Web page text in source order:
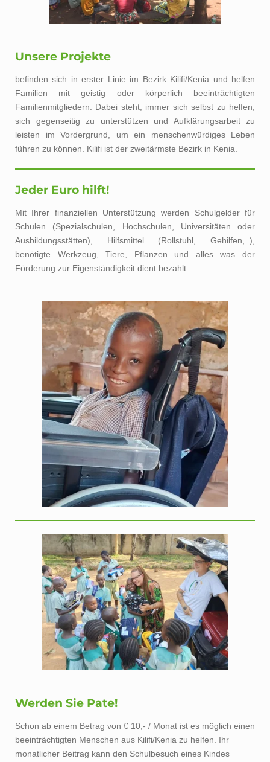
Unsere Projekte
befinden sich in erster Linie im Bezirk Kilifi/Kenia und helfen
Familien mit geistig oder körperlich beeinträchtigten
Familienmitgliedern. Dabei steht, immer sich selbst zu helfen,
sich gegenseitig zu unterstützen und Aufklärungsarbeit zu
leisten im Vordergrund, um ein menschenwürdiges Leben
führen zu können. Kilifi ist der zweitärmste Bezirk in Kenia.
Jeder Euro hilft!
Mit Ihrer finanziellen Unterstützung werden Schulgelder für
Schulen (Spezialschulen, Hochschulen, Universitäten oder
Ausbildungsstätten), Hilfsmittel (Rollstuhl, Gehilfen,..),
benötigte Werkzeug, Tiere, Pflanzen und alles was der
Förderung zur Eigenständigkeit dient bezahlt.
Werden Sie Pate!
Schon ab einem Betrag von € 10,- / Monat ist es möglich einen
beeinträchtigten Menschen aus Kilifi/Kenia zu helfen. Ihr
monatlicher Beitrag kann den Schulbesuch eines Kindes